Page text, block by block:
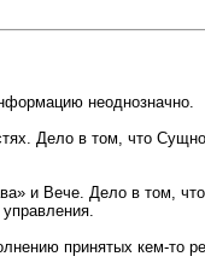
неоднозначно.
Дело в том, что
и Вече. Дело в том,
принятых кем-